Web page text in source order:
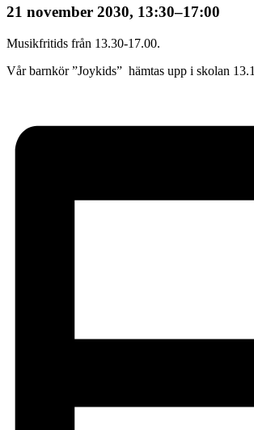
21 november 2030, 13:30–17:00
Musikfritids från 13.30-17.00.
Vår barnkör ”Joykids” hämtas upp i skolan